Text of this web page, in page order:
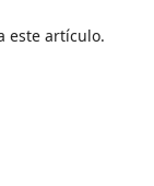
este artículo.